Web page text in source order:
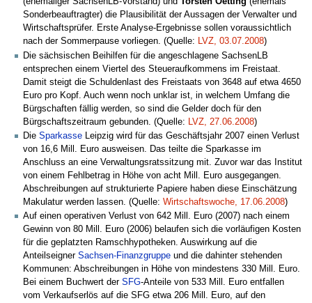
Sonderbeauftragter) die Plausibilität der Aussagen der Verwalter und
Wirtschaftsprüfer. Erste Analyse-Ergebnisse sollen voraussichtlich
nach der Sommerpause vorliegen. (Quelle: LVZ, 03.07.2008)
Die sächsischen Beihilfen für die angeschlagene SachsenLB
entsprechen einem Viertel des Steueraufkommens im Freistaat.
Damit steigt die Schuldenlast des Freistaats von 3648 auf etwa 4650
Euro pro Kopf. Auch wenn noch unklar ist, in welchem Umfang die
Bürgschaften fällig werden, so sind die Gelder doch für den
Bürgschaftszeitraum gebunden. (Quelle:
LVZ, 27.06.2008)
Die Sparkasse Leipzig wird für das Geschäftsjahr 2007 einen Verlust
von 16,6 Mill. Euro ausweisen. Das teilte die Sparkasse im
Anschluss an eine Verwaltungsratssitzung mit. Zuvor war das Institut
von einem Fehlbetrag in Höhe von acht Mill. Euro ausgegangen.
Abschreibungen auf strukturierte Papiere haben diese Einschätzung
Makulatur werden lassen. (Quelle: Wirtschaftswoche, 17.06.2008)
Auf einen operativen Verlust von 642 Mill. Euro (2007) nach einem
Gewinn von 80 Mill. Euro (2006) belaufen sich die vorläufigen Kosten
für die geplatzten Ramschhypotheken. Auswirkung auf die
Anteilseigner Sachsen-Finanzgruppe und die dahinter stehenden
Kommunen: Abschreibungen in Höhe von mindestens 330 Mill. Euro.
Bei einem Buchwert der SFG-Anteile von 533 Mill. Euro entfallen
vom Verkaufserlös auf die SFG etwa 206 Mill. Euro, auf den